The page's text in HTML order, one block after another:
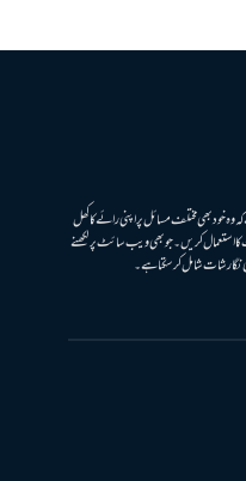
وہ خود بھی مختلف مسائل پر اپنی رائے کا کھل
استعمال کریں۔ جو بھی ویب سائٹ پر لکھنے
نگارشات شامل کرسکتا ہے۔